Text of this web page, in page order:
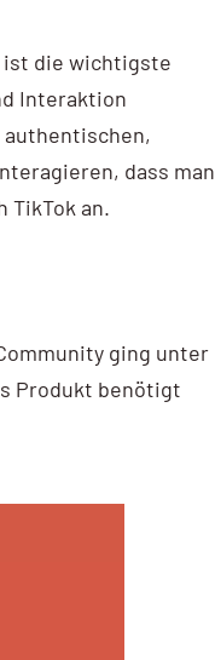
ist die wichtigste
Interaktion
authentischen,
dass man
TikTok an.
ging unter
Produkt benötigt